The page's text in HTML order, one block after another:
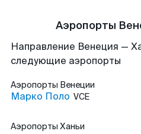
Аэропорты
Направление Венеция —
следующие аэропорты
Аэропорты Венеции
Марко Поло VCE
Аэропорты Ханьи